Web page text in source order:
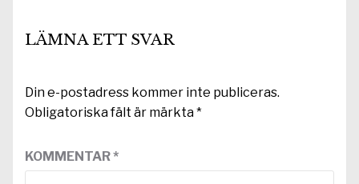
LÄMNA ETT SVAR
Din e-postadress kommer inte publiceras.
Obligatoriska fält är märkta*
KOMMENTAR*